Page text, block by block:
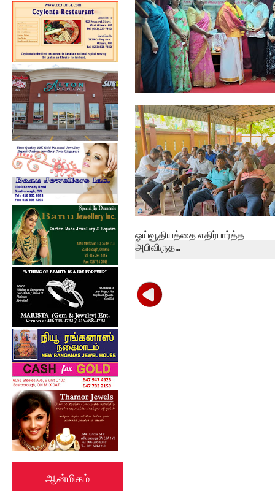
ஆன்மிகம்
பேத்தாழை பொது நூலகத்தில்
உலக புத்தக...
ஓய்வூதியத்தை எதிர்பார்த்த
அபிவிருத...